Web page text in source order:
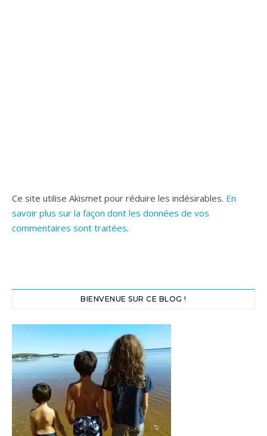
Ce site utilise Akismet pour réduire les indésirables. En
savoir plus sur la façon dont les données de vos
commentaires sont traitées.
BIENVENUE SUR CE BLOG !